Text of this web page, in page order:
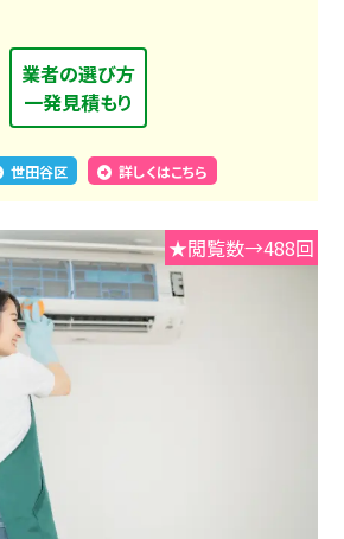
業者の選び方
一発見積もり
世田谷区 詳しくはこちら
★閲覧数→488回